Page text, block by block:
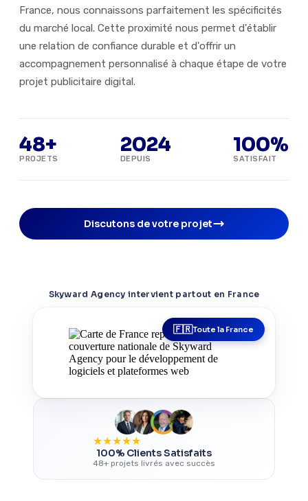
France, nous connaissons parfaitement les spécificités
du marché local. Cette proximité nous permet d'établir
une relation de confiance durable et d'offrir un
accompagnement personnalisé à chaque étape de votre
projet publicitaire digital.
48+
PROJETS
2024
DEPUIS
100%
SATISFAIT
Discutons de votre projet
Skyward Agency intervient partout en France
Toute la France
★★★★★
100% Clients Satisfaits
48+ projets livrés avec succès